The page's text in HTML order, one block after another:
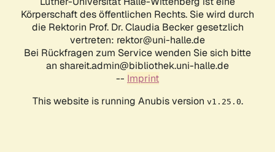
Körperschaft des öffentlichen Rechts. Sie wird durch
die Rektorin Prof. Dr. Claudia Becker gesetzlich
vertreten: rektor@uni-halle.de
Bei Rückfragen zum Service wenden Sie sich bitte
an shareit.admin@bibliothek.uni-halle.de
-- Imprint
This website is running Anubis version v1.25.0.